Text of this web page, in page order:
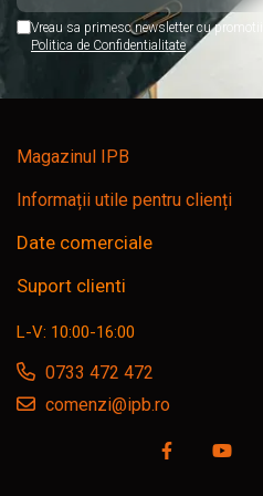
Vreau sa primesc newsletter cu
Politica de Confidentialitate
Magazinul IPB
Informații utile pentru clienți
Date comerciale
Suport clienti
L-V: 10:00-16:00
0733 472 472
comenzi@ipb.ro